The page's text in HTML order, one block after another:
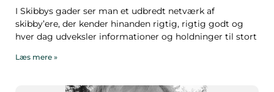
I Skibbys gader ser man et udbredt netværk af
skibby’ere, der kender hinanden rigtig, rigtig godt og
hver dag udveksler informationer og holdninger til stort
Læs mere »